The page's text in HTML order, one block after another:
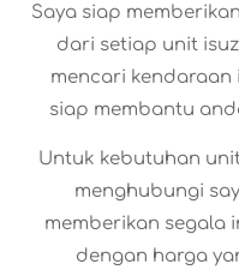
Saya siap
dari setiap unit
mencari kendaraan
siap membantu
Untuk kebutuhan
menghubungi
memberikan segala
dengan harga